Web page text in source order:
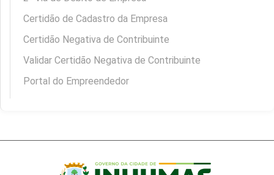
Certidão de Cadastro da Empresa
Certidão Negativa de Contribuinte
Validar Certidão Negativa de Contribuinte
Portal do Empreendedor